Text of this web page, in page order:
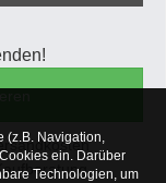
(z.B. Navigation,
ein. Darüber
Technologien, um